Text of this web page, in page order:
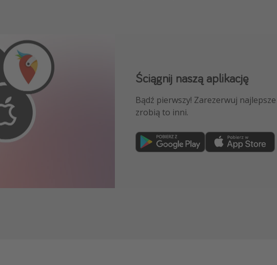
Ściągnij naszą aplikację
Bądź pierwszy! Zarezerwuj
zrobią to inni.
Dołącz do naszego kanału
NAJLEPSZE oferty podróżnicze,
Dołącz teraz